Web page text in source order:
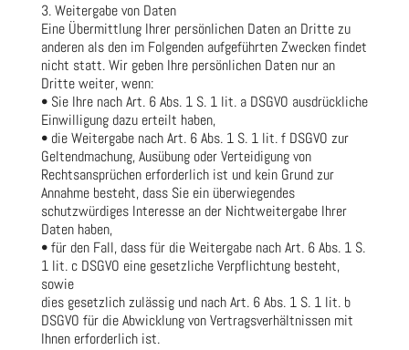
3. Weitergabe von Daten
Eine Übermittlung Ihrer persönlichen Daten an Dritte zu
anderen als den im Folgenden aufgeführten Zwecken findet
nicht statt. Wir geben Ihre persönlichen Daten nur an
Dritte weiter, wenn:
• Sie Ihre nach Art. 6 Abs. 1 S. 1 lit. a DSGVO ausdrückliche
Einwilligung dazu erteilt haben,
• die Weitergabe nach Art. 6 Abs. 1 S. 1 lit. f DSGVO zur
Geltendmachung, Ausübung oder Verteidigung von
Rechtsansprüchen erforderlich ist und kein Grund zur
Annahme besteht, dass Sie ein überwiegendes
schutzwürdiges Interesse an der Nichtweitergabe Ihrer
Daten haben,
• für den Fall, dass für die Weitergabe nach Art. 6 Abs. 1 S.
1 lit. c DSGVO eine gesetzliche Verpflichtung besteht,
sowie
dies gesetzlich zulässig und nach Art. 6 Abs. 1 S. 1 lit. b
DSGVO für die Abwicklung von Vertragsverhältnissen mit
Ihnen erforderlich ist.